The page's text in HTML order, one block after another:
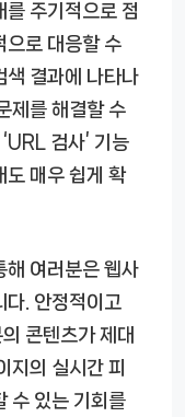
를 주기적으로 점
으로 대응할 수
색 결과에 나타나
제를 해결할 수
검사’ 기능
도 매우 쉽게 확
해 여러분은 웹사
다. 안정적이고
콘텐츠가 제대
지의 실시간 피
수 있는 기회를